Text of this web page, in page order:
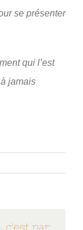
se présenter
qui l’est
jamais
c'est par